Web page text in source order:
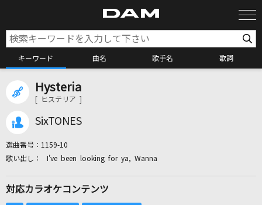
キーワード 曲名 歌手名 歌詞
Hysteria
[ ヒステリア ]
SixTONES
選曲番号： 1159-10
I've been looking for ya, Wanna
対応カラオケコンテンツ